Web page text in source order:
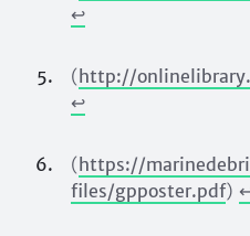
↩︎
(http://
↩︎
(https://
files/gpposter.pdf)